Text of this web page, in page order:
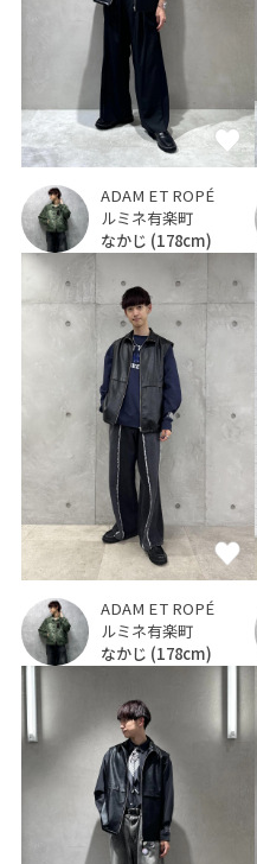
ADAM ET ROPÉ
ルミネ有楽町
なかじ (178cm)
ADAM ET ROPÉ
ルミネ有楽町
なかじ (178cm)